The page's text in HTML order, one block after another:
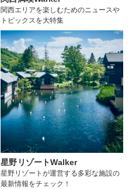
関西エリアを楽しむためのニュースや
トピックスを大特集
星野リゾートWalker
星野リゾートが運営する多彩な施設の
最新情報をチェック！